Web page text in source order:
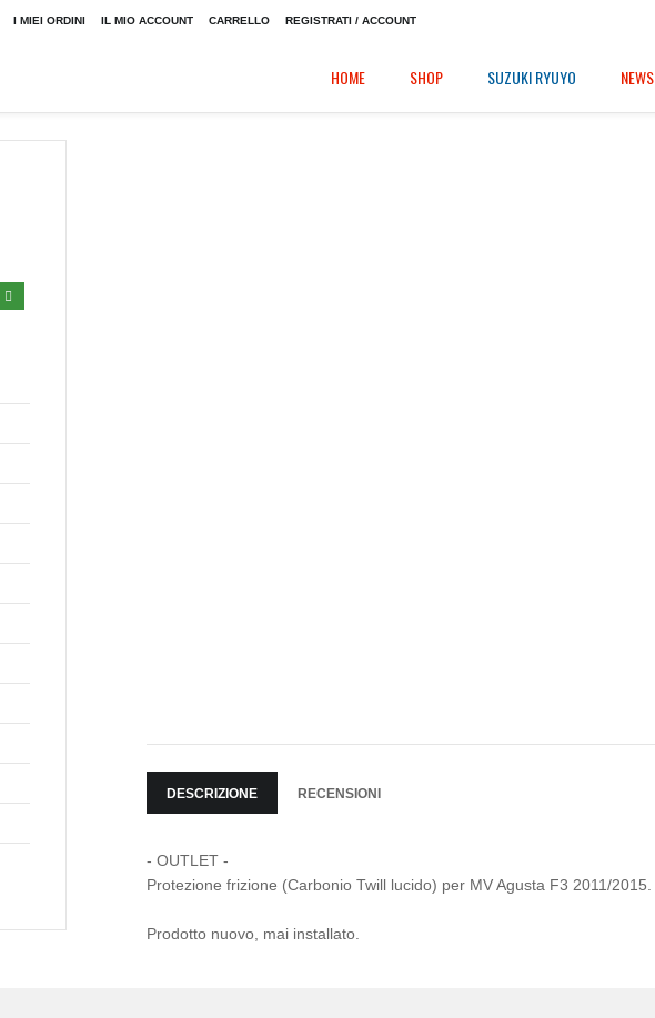
I MIEI ORDINI IL MIO ACCOUNT CARRELLO REGISTRATI / ACCOUNT
HOME SHOP SUZUKI RYUYO NEWS
DESCRIZIONE RECENSIONI
- OUTLET -
Protezione frizione (Carbonio Twill lucido) per MV Agusta F3 2011/2015.
Prodotto nuovo, mai installato.